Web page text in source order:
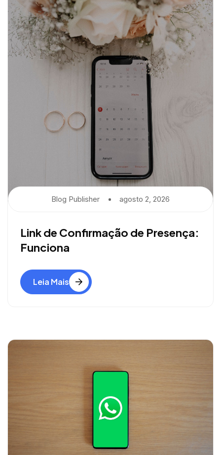
Blog Publisher Agosto 2, 2026
Link de Confirmação de Presença:
Funciona
Leia Mais